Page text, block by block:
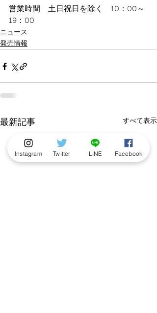
営業時間　土日祝日を除く　10：00～
19：00
ニュース
発売情報
最新記事 すべて表示
Instagram Twitter LINE Facebook